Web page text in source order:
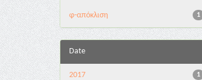
1
φ-απόκλιση
Date
1
2017